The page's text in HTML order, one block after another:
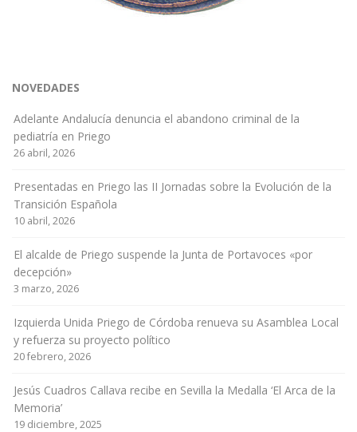
NOVEDADES
Adelante Andalucía denuncia el abandono criminal de la
pediatría en Priego
26 abril, 2026
Presentadas en Priego las II Jornadas sobre la Evolución de la
Transición Española
10 abril, 2026
El alcalde de Priego suspende la Junta de Portavoces «por
decepción»
3 marzo, 2026
Izquierda Unida Priego de Córdoba renueva su Asamblea Local
y refuerza su proyecto político
20 febrero, 2026
Jesús Cuadros Callava recibe en Sevilla la Medalla ‘El Arca de la
Memoria’
19 diciembre, 2025